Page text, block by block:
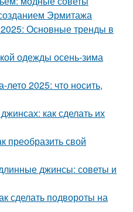
Эрмитажа
Основные тренды в
одежды осень-зима
2025: что носить,
как сделать их
преобразить свой
джинсы: советы и
сделать подвороты на